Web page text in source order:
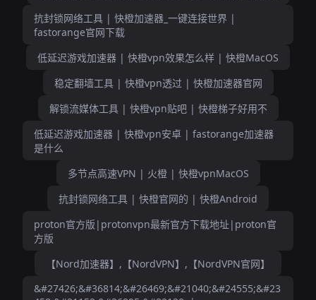
抗封锁网络工具 | 快橙加速器_一键连接世界 |
fastorange官网下载
低延迟游戏加速器 | 快橙vpn效果怎么样 | 快橙MacOS
稳定翻墙工具 | 快橙vpn透过 | 快橙加速器官网
解锁流媒体工具 | 快橙vpn贴吧 | 快橙梯子好用不
低延迟游戏加速器 | 快橙vpn安卓 | fastorange加速器
是什么
多节点高速VPN | 火橙 | 快橙vpnMacOS
抗封锁网络工具 | 快橙官网的 | 快橙Android
proton官方版|protonvpn最新官方下载地址|proton官
方版
【Nord加速器】,【NordVPN】,【NordVPN官网】
&#27426;&#36814;&#26469;&#21040;&#24555;&#23